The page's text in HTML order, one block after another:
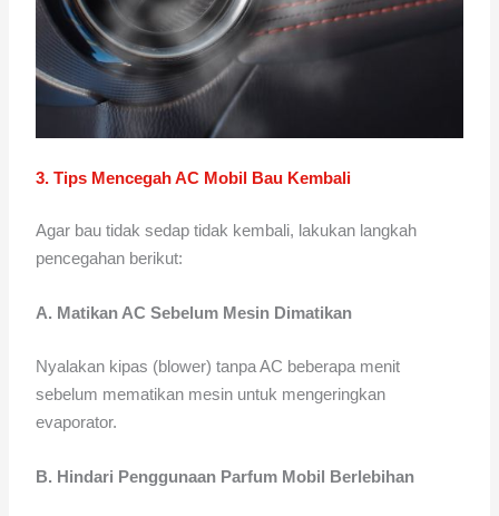
3. Tips Mencegah AC Mobil Bau Kembali
Agar bau tidak sedap tidak kembali, lakukan langkah
pencegahan berikut:
A. Matikan AC Sebelum Mesin Dimatikan
Nyalakan kipas (blower) tanpa AC beberapa menit
sebelum mematikan mesin untuk mengeringkan
evaporator.
B. Hindari Penggunaan Parfum Mobil Berlebihan